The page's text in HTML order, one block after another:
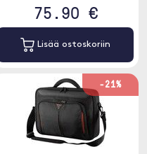
75.90 €
Lisää ostoskoriin
-21%